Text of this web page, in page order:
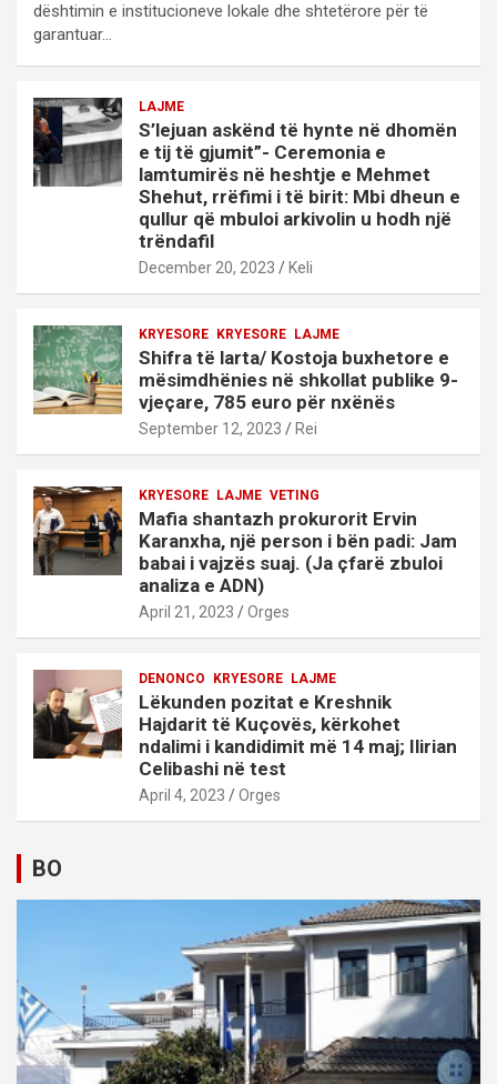
dështimin e institucioneve lokale dhe shtetërore për të
garantuar…
LAJME
S’lejuan askënd të hynte në dhomën
e tij të gjumit”- Ceremonia e
lamtumirës në heshtje e Mehmet
Shehut, rrëfimi i të birit: Mbi dheun e
qullur që mbuloi arkivolin u hodh një
trëndafil
December 20, 2023 Keli
KRYESORE KRYESORE LAJME
Shifra të larta/ Kostoja buxhetore e
mësimdhënies në shkollat publike 9-
vjeçare, 785 euro për nxënës
September 12, 2023 Rei
KRYESORE LAJME VETING
Mafia shantazh prokurorit Ervin
Karanxha, një person i bën padi: Jam
babai i vajzës suaj. (Ja çfarë zbuloi
analiza e ADN)
April 21, 2023 Orges
DENONCO KRYESORE LAJME
Lëkunden pozitat e Kreshnik
Hajdarit të Kuçovës, kërkohet
ndalimi i kandidimit më 14 maj; Ilirian
Celibashi në test
April 4, 2023 Orges
BO